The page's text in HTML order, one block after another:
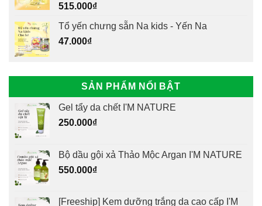
515.000₫
Tổ yến chưng sẵn Na kids - Yến Na
47.000₫
SẢN PHẨM NỔI BẬT
Gel tẩy da chết I'M NATURE
250.000₫
Bộ dầu gội xả Thảo Mộc Argan I'M NATURE
550.000₫
[Freeship] Kem dưỡng trắng da cao cấp I'M